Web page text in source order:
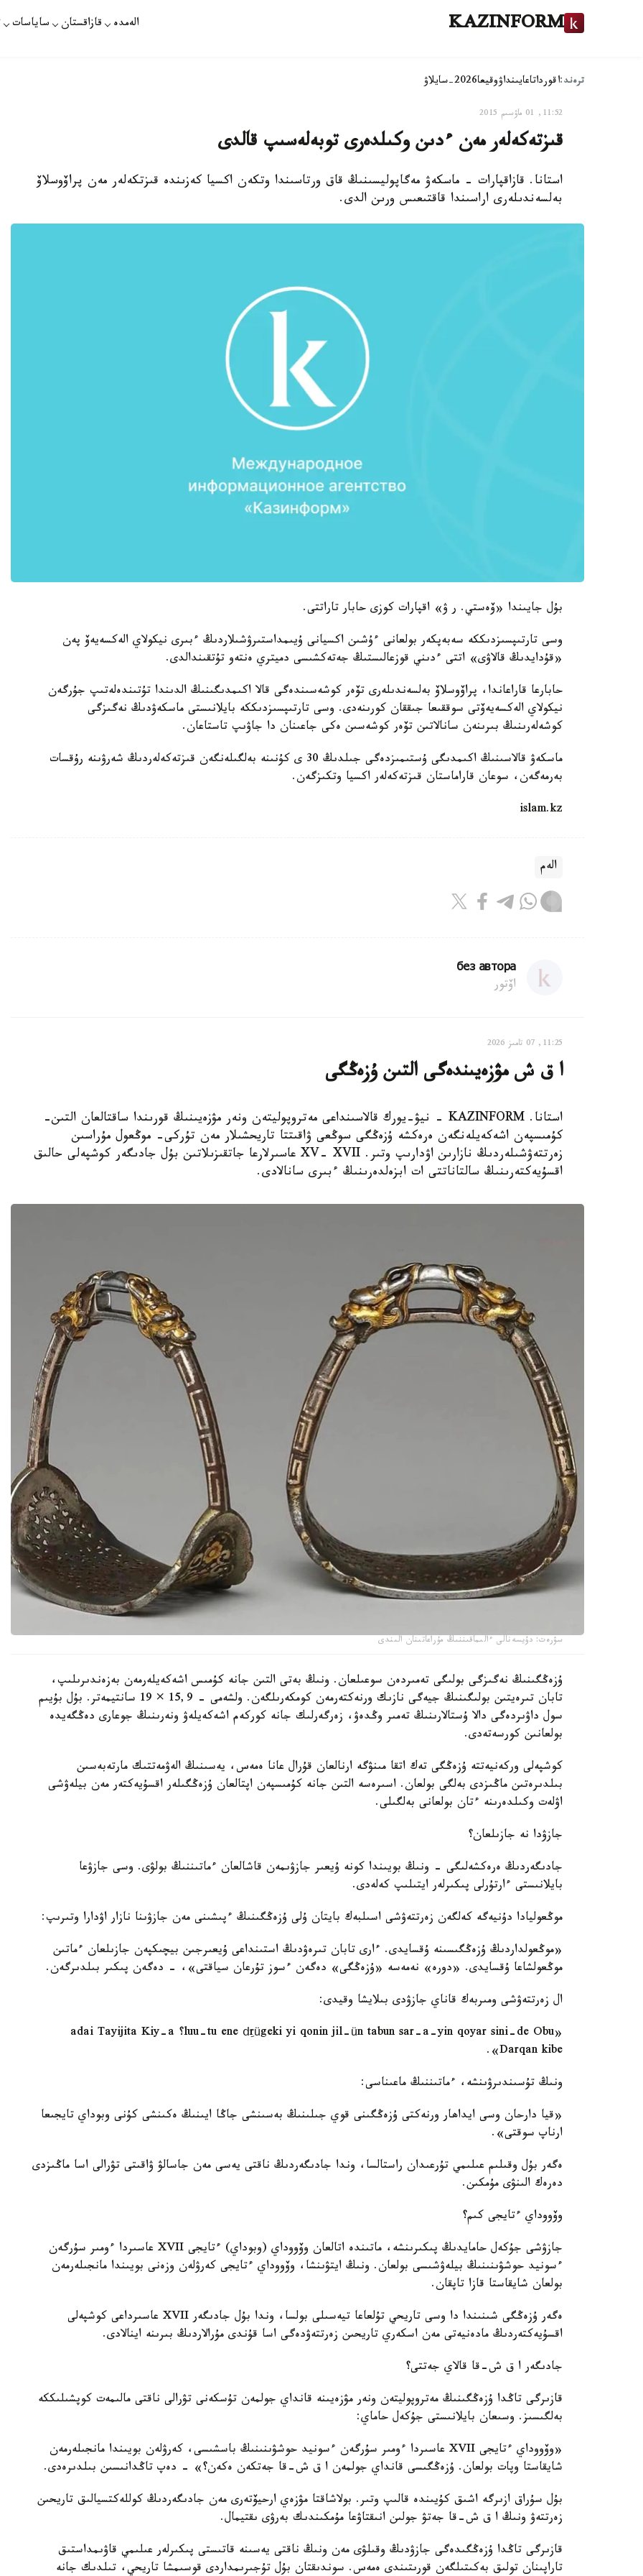
KAZINFORM الەمدە قازاقستان ساياسات
ترەند:اقورداتاعايىنداۋوقيعا2026-سايلاۋ
11:52, 01 ماۋسىم 2015
قىزتەكەلەر مەن ءدىن وكىلدەرى توبەلەسىپ قالدى
استانا. قازاقپارات - ماسكەۋ مەگاپوليسىنىڭ قاق ورتاسىندا وتكەن اكسيا كەزىندە قىزتكەلەر مەن پراۆوسلاۆ
بەلسەندىلەرى اراسىندا قاقتىعىس ورىن الدى.
بۇل جايىندا «ۆەستي. ر ۋ» اقپارات كوزى حابار تاراتتى.
وسى تارتىپسىزدىككە سەبەپكەر بولعانى ءۇشىن اكسيانى ۇيىمداستىرۋشىلاردىڭ ءبىرى نيكولاي الەكسەيەۆ پەن
«قۇدايدىڭ قالاۋى» اتتى ءدىني قوزعالىستىڭ جەتەكشىسى دميتري ەنتەو تۇتقىندالدى.
حابارعا قاراعاندا، پراۆوسلاۆ بەلسەندىلەرى تۆەر كوشەسىندەگى قالا اكىمدىگىنىڭ الدىندا تۇتىندەلەتىپ جۇرگەن
نيكولاي الەكسەيەۆتى سوققىعا جىققان كورىنەدى. وسى تارتىپسىزدىككە بايلانىستى ماسكەۋدىڭ نەگىزگى
كوشەلەرىنىڭ بىرىنەن سانالاتىن تۆەر كوشەسىن ەكى جاعىنان دا جاۋىپ تاستاعان.
ماسكەۋ قالاسىنىڭ اكىمدىگى ۇستىمىزدەگى جىلدىڭ 30 ى كۇنىنە بەلگىلەنگەن قىزتەكەلەردىڭ شەرۋىنە رۇقسات
بەرمەگەن، سوعان قاراماستان قىزتەكەلەر اكسيا وتكىزگەن.
islam.kz
الەم
без автора
اۆتور
11:25, 07 تامىز 2026
ا ق ش مۋزەيىندەگى التىن ۇزەڭگى
استانا. KAZINFORM - نيۋ-يورك قالاسىنداعى مەتروپوليتەن ونەر مۋزەيىنىڭ قورىندا ساقتالعان التىن-
كۇمىسپەن اشەكەيلەنگەن ەرەكشە ۇزەڭگى سوڭعى ۋاقىتتا تاريحشىلار مەن تۇركى- موڭعول مۇراسىن
زەرتتەۋشىلەردىڭ نازارىن اۋدارىپ وتىر. XV- XVII عاسىرلارعا جاتقىزىلاتىن بۇل جادىگەر كوشپەلى حالىق
اقسۇيەكتەرىنىڭ سالتاناتتى ات ابزەلدەرىنىڭ ءبىرى سانالادى.
سۋرەت: دۇيسەنالى ءالىماقىننىڭ مۇراعاتىنان الىندى
ۇزەڭگىنىڭ نەگىزگى بولىگى تەمىردەن سوعىلعان. ونىڭ بەتى التىن جانە كۇمىس اشەكەيلەرمەن بەزەندىرىلىپ،
تابان تىرەيتىن بولىگىنىڭ جيەگى نازىك ورنەكتەرمەن كومكەرىلگەن. ولشەمى - 15,9 × 19 سانتيمەتر. بۇل بۇيىم
سول داۋىردەگى دالا ۇستالارىنىڭ تەمىر وڭدەۋ، زەرگەرلىك جانە كوركەم اشەكەيلەۋ ونەرىنىڭ جوعارى دەڭگەيدە
بولعانىن كورسەتەدى.
كوشپەلى وركەنيەتتە ۇزەڭگى تەك اتقا مىنۋگە ارنالعان قۇرال عانا ەمەس، يەسىنىڭ الەۋمەتتىك مارتەبەسىن
بىلدىرەتىن ماڭىزدى بەلگى بولعان. اسىرەسە التىن جانە كۇمىسپەن اپتالعان ۇزەڭگىلەر اقسۇيەكتەر مەن بيلەۋشى
اۋلەت وكىلدەرىنە ءتان بولعانى بەلگىلى.
جازۋدا نە جازىلعان؟
جادىگەردىڭ ەرەكشەلىگى - ونىڭ بويىندا كونە ۇيعىر جازۋىمەن قاشالعان ءماتىننىڭ بولۋى. وسى جازۋعا
بايلانىستى ءارتۇرلى پىكىرلەر ايتىلىپ كەلەدى.
موڭعوليادا دۇنيەگە كەلگەن زەرتتەۋشى اسىلبەك بايتان ۇلى ۇزەڭگىنىڭ ءپىشىنى مەن جازۋىنا نازار اۋدارا وتىرىپ:
«موڭعولداردىڭ ۇزەڭگىسىنە ۇقسايدى. ءارى تابان تىرەۋدىڭ استىنداعى ۇيعىرجىن بيچىكپەن جازىلعان ءماتىن
موڭعولشاعا ۇقسايدى. «دورە» نەمەسە «ۇزەڭگى» دەگەن ءسوز تۇرعان سياقتى»، - دەگەن پىكىر بىلدىرگەن.
ال زەرتتەۋشى ومىربەك قاناي جازۋدى بىلايشا وقيدى:
«luu-tu ene dِrügeki yi qonin jil-ün tabun sar-a-yin qoyar sini-de Obu؟ adai Tayijita Kiy-a
Darqan kibe».
ونىڭ تۇسىندىرۋىنشە، ءماتىننىڭ ماعىناسى:
«قيا دارحان وسى ايداھار ورنەكتى ۇزەڭگىنى قوي جىلىنىڭ بەسىنشى جاڭا ايىنىڭ ەكىنشى كۇنى وبوداي تايجىعا
ارناپ سوقتى».
ەگەر بۇل وقىلىم عىلىمي تۇرعىدان راستالسا، وندا جادىگەردىڭ ناقتى يەسى مەن جاسالۋ ۋاقىتى تۋرالى اسا ماڭىزدى
دەرەك الىنۋى مۇمكىن.
وۆووداي ءتايجى كىم؟
جازۋشى جۇكەل حامايدىڭ پىكىرىنشە، ماتىندە اتالعان وۆووداي (وبوداي) ءتايجى XVII عاسىردا ءومىر سۇرگەن
ءسونيد حوشۋىنىنىڭ بيلەۋشىسى بولعان. ونىڭ ايتۋىنشا، وۆووداي ءتايجى كەرۋلەن وزەنى بويىندا مانجىلەرمەن
بولعان شايقاستا قازا تاپقان.
ەگەر ۇزەڭگى شىنىندا دا وسى تاريحي تۇلعاعا تيەسىلى بولسا، وندا بۇل جادىگەر XVII عاسىرداعى كوشپەلى
اقسۇيەكتەردىڭ مادەنيەتى مەن اسكەري تاريحىن زەرتتەۋدەگى اسا قۇندى مۇرالاردىڭ بىرىنە اينالادى.
جادىگەر ا ق ش-قا قالاي جەتتى؟
قازىرگى تاڭدا ۇزەڭگىنىڭ مەتروپوليتەن ونەر مۋزەيىنە قانداي جولمەن تۇسكەنى تۋرالى ناقتى مالىمەت كوپشىلىككە
بەلگىسىز. وسىعان بايلانىستى جۇكەل حاماي:
«وۆووداي ءتايجى XVII عاسىردا ءومىر سۇرگەن ءسونيد حوشۋىنىنىڭ باسشىسى، كەرۋلەن بويىندا مانجىلەرمەن
شايقاستا وپات بولعان. ۇزەڭگىسى قانداي جولمەن ا ق ش-قا جەتكەن ەكەن؟» - دەپ تاڭدانىسىن بىلدىرەدى.
بۇل سۇراق ازىرگە اشىق كۇيىندە قالىپ وتىر. بولاشاقتا مۋزەي ارحيۆتەرى مەن جادىگەردىڭ كوللەكتسيالىق تاريحىن
زەرتتەۋ ونىڭ ا ق ش-قا جەتۋ جولىن انىقتاۋعا مۇمكىندىك بەرۋى ىقتيمال.
قازىرگى تاڭدا ۇزەڭگىدەگى جازۋدىڭ وقىلۋى مەن ونىڭ ناقتى يەسىنە قاتىستى پىكىرلەر عىلىمي قاۋىمداستىق
تاراپىنان تولىق بەكىتىلگەن قورىتىندى ەمەس. سوندىقتان بۇل تۇجىرىمداردى قوسىمشا تاريحي، تىلدىك جانە